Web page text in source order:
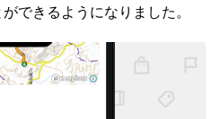
できるようになりました。